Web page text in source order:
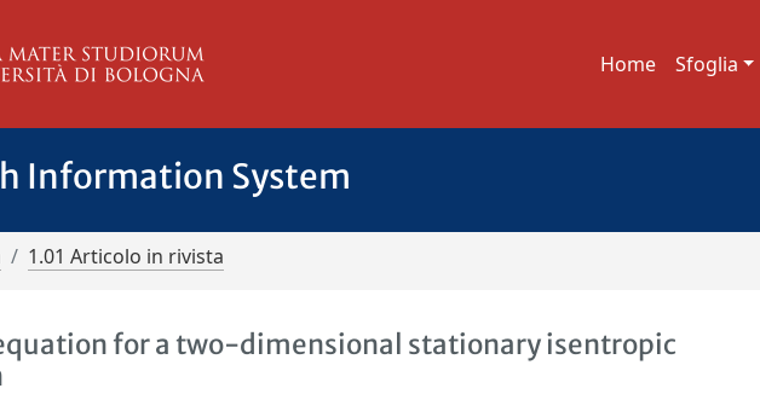
Home Sfoglia
Information System
1.01 Articolo in rivista
for a two-dimensional stationary isentropic